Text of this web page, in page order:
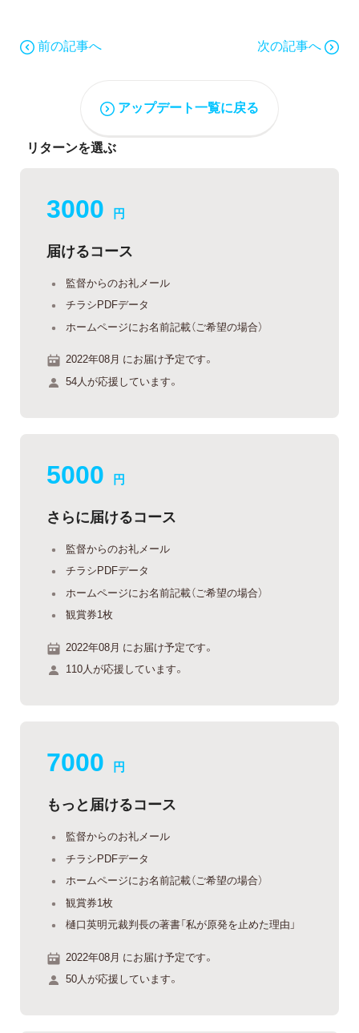
前の記事へ 次の記事へ
アップデート一覧に戻る
リターンを選ぶ
3000 円
届けるコース
監督からのお礼メール
チラシPDFデータ
ホームページにお名前記載（ご希望の場合）
2022年08月 にお届け予定です。
54人が応援しています。
5000 円
さらに届けるコース
監督からのお礼メール
チラシPDFデータ
ホームページにお名前記載（ご希望の場合）
観賞券1枚
2022年08月 にお届け予定です。
110人が応援しています。
7000 円
もっと届けるコース
監督からのお礼メール
チラシPDFデータ
ホームページにお名前記載（ご希望の場合）
観賞券1枚
樋口英明元裁判長の著書「私が原発を止めた理由」
2022年08月 にお届け予定です。
50人が応援しています。